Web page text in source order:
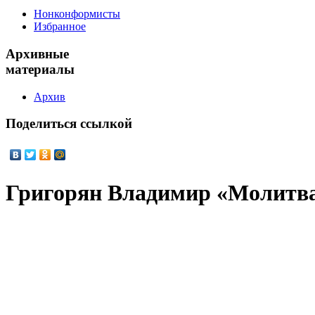
Нонконформисты
Избранное
Архивные
материалы
Архив
Поделиться ссылкой
Григорян Владимир